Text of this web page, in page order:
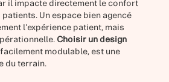
il impacte directement le confort
Un espace bien agencé
l'expérience patient, mais
Choisir un design
modulable, est une
du terrain.